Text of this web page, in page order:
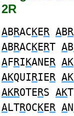
2R
ABRACKER ABR
ABRACKERT AB
AFRIKANER AK
AKQUIRIER
AKROTERS AK
ALTROCKER AN